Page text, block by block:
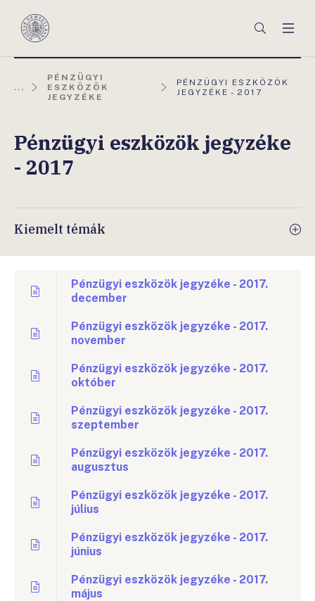
Magyar
Keresés
...
PÉNZÜGYI
ESZKÖZÖK
JEGYZÉKE
AKTUÁLIS
OLDAL:
PÉNZÜGYI ESZKÖZÖK
JEGYZÉKE - 2017
Pénzügyi eszközök jegyzéke
- 2017
Kiemelt témák
Pénzügyi eszközök jegyzéke - 2017.
december
Pénzügyi eszközök jegyzéke - 2017.
november
Pénzügyi eszközök jegyzéke - 2017.
október
Pénzügyi eszközök jegyzéke - 2017.
szeptember
Pénzügyi eszközök jegyzéke - 2017.
augusztus
Pénzügyi eszközök jegyzéke - 2017.
július
Pénzügyi eszközök jegyzéke - 2017.
június
Pénzügyi eszközök jegyzéke - 2017.
május